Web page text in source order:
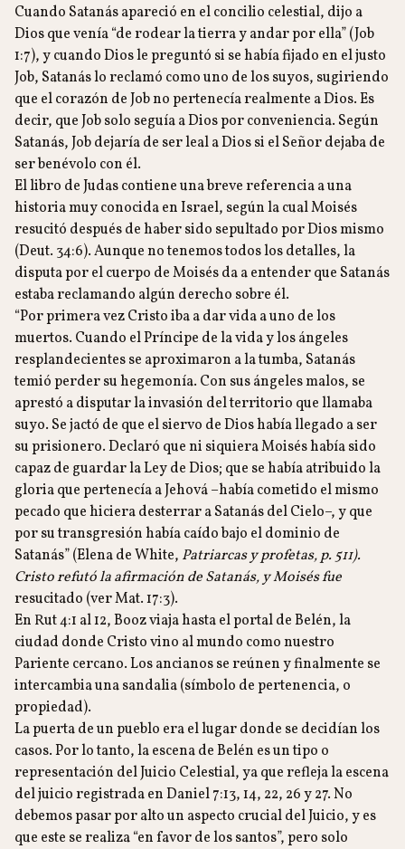
Cuando Satanás apareció en el concilio celestial, dijo a
Dios que venía “de rodear la tierra y andar por ella” (Job
1:7), y cuando Dios le preguntó si se había fijado en el justo
Job, Satanás lo reclamó como uno de los suyos, sugiriendo
que el corazón de Job no pertenecía realmente a Dios. Es
decir, que Job solo seguía a Dios por conveniencia. Según
Satanás, Job dejaría de ser leal a Dios si el Señor dejaba de
ser benévolo con él.
El libro de Judas contiene una breve referencia a una
historia muy conocida en Israel, según la cual Moisés
resucitó después de haber sido sepultado por Dios mismo
(Deut. 34:6). Aunque no tenemos todos los detalles, la
disputa por el cuerpo de Moisés da a entender que Satanás
estaba reclamando algún derecho sobre él.
“Por primera vez Cristo iba a dar vida a uno de los
muertos. Cuando el Príncipe de la vida y los ángeles
resplandecientes se aproximaron a la tumba, Satanás
temió perder su hegemonía. Con sus ángeles malos, se
aprestó a disputar la invasión del territorio que llamaba
suyo. Se jactó de que el siervo de Dios había llegado a ser
su prisionero. Declaró que ni siquiera Moisés había sido
capaz de guardar la Ley de Dios; que se había atribuido la
gloria que pertenecía a Jehová –había cometido el mismo
pecado que hiciera desterrar a Satanás del Cielo–, y que
por su transgresión había caído bajo el dominio de
Satanás” (Elena de White, Patriarcas y profetas, p. 511).
Cristo refutó la afirmación de Satanás, y Moisés fue
resucitado (ver Mat. 17:3).
En Rut 4:1 al 12, Booz viaja hasta el portal de Belén, la
ciudad donde Cristo vino al mundo como nuestro
Pariente cercano. Los ancianos se reúnen y finalmente se
intercambia una sandalia (símbolo de pertenencia, o
propiedad).
La puerta de un pueblo era el lugar donde se decidían los
casos. Por lo tanto, la escena de Belén es un tipo o
representación del Juicio Celestial, ya que refleja la escena
del juicio registrada en Daniel 7:13, 14, 22, 26 y 27. No
debemos pasar por alto un aspecto crucial del Juicio, y es
que este se realiza “en favor de los santos”, pero solo